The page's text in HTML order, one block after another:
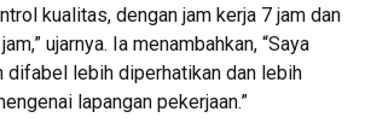
kualitas, dengan jam kerja 7 jam dan
ujarnya. Ia menambahkan, “Saya
difabel lebih diperhatikan dan lebih
lapangan pekerjaan.”